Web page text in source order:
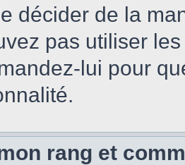
décider de la
pas utiliser
lui pour
rang et